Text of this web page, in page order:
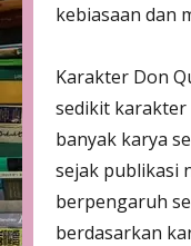
kebiasaan dan
Karakter Don
sedikit karakter
banyak karya
sejak publikasi
berpengaruh
berdasarkan